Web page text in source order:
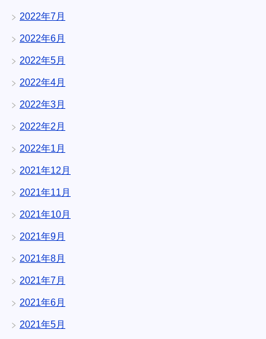
2022年7月
2022年6月
2022年5月
2022年4月
2022年3月
2022年2月
2022年1月
2021年12月
2021年11月
2021年10月
2021年9月
2021年8月
2021年7月
2021年6月
2021年5月